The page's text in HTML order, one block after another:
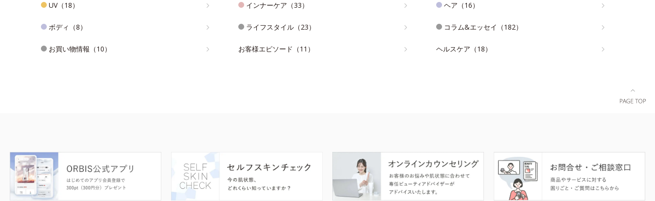
UV（18） インナーケア（33） ヘア（16）
ボディ（8） ライフスタイル（23） コラム&エッセイ（182）
お買い物情報（10） お客様エピソード（11） ヘルスケア（18）